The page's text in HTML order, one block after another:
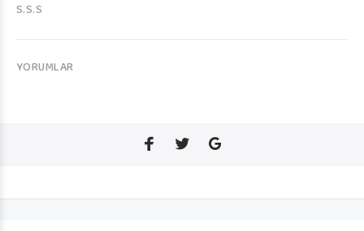
S.S.S
YORUMLAR